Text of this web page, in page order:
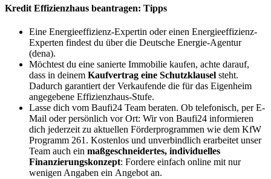
Kredit Effizienzhaus beantragen: Tipps
Eine Energieeffizienz-Expertin oder einen Energieeffizienz-
Experten findest du über die Deutsche Energie-Agentur
(dena).
Möchtest du eine sanierte Immobilie kaufen, achte darauf,
dass in deinem Kaufvertrag eine Schutzklausel steht.
Dadurch garantiert der Verkaufende die für das Eigenheim
angegebene Effizienzhaus-Stufe.
Lasse dich vom Baufi24 Team beraten. Ob telefonisch, per E-
Mail oder persönlich vor Ort: Wir von Baufi24 informieren
dich jederzeit zu aktuellen Förderprogrammen wie dem KfW
Programm 261. Kostenlos und unverbindlich erarbeitet unser
Team auch ein maßgeschneidertes, individuelles
Finanzierungskonzept: Fordere einfach online mit nur
wenigen Angaben ein Angebot an.